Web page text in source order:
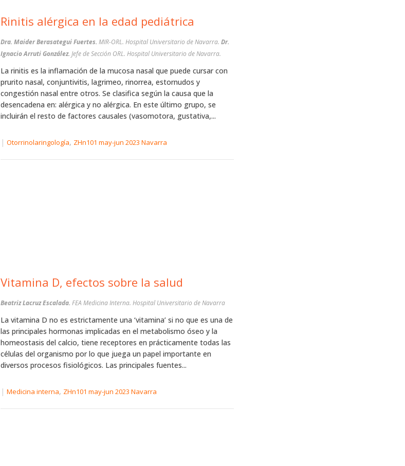
Rinitis alérgica en la edad pediátrica
Dra. Maider Berasategui Fuertes. MIR-ORL. Hospital Universitario de Navarra. Dr.
Ignacio Arruti González. Jefe de Sección ORL. Hospital Universitario de Navarra.
La rinitis es la inflamación de la mucosa nasal que puede cursar con
prurito nasal, conjuntivitis, lagrimeo, rinorrea, estornudos y
congestión nasal entre otros. Se clasifica según la causa que la
desencadena en: alérgica y no alérgica. En este último grupo, se
incluirán el resto de factores causales (vasomotora, gustativa,...
| Otorrinolaringología, ZHn101 may-jun 2023 Navarra
Vitamina D, efectos sobre la salud
Beatriz Lacruz Escalada. FEA Medicina Interna. Hospital Universitario de Navarra
La vitamina D no es estrictamente una ‘vitamina’ si no que es una de
las principales hormonas implicadas en el metabolismo óseo y la
homeostasis del calcio, tiene receptores en prácticamente todas las
células del organismo por lo que juega un papel importante en
diversos procesos fisiológicos. Las principales fuentes...
| Medicina interna, ZHn101 may-jun 2023 Navarra